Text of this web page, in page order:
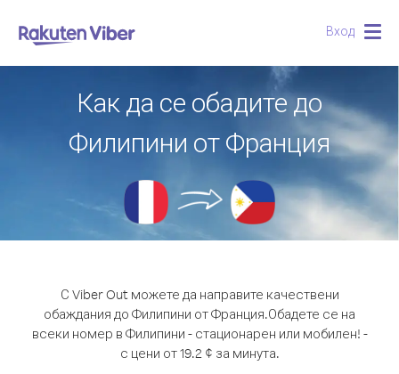
Вход
Как да се обадите до
Филипини от Франция
С Viber Out можете да направите качествени
обаждания до Филипини от Франция.Обадете се на
всеки номер в Филипини - стационарен или мобилен! -
с цени от 19.2 ¢ за минута.